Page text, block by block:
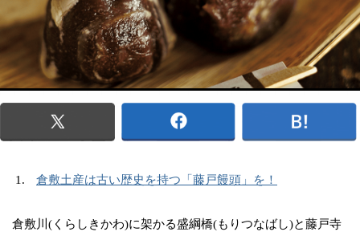
倉敷土産は古い歴史を持つ「藤戸饅頭」を！
倉敷川(くらしきかわ)に架かる盛綱橋(もりつなばし)と藤戸寺